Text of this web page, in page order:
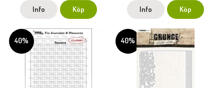
Info Köp Info Köp
40% 40%